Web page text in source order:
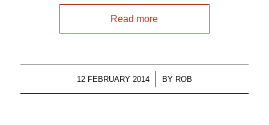
Read more
12 FEBRUARY 2014
/ BY ROB